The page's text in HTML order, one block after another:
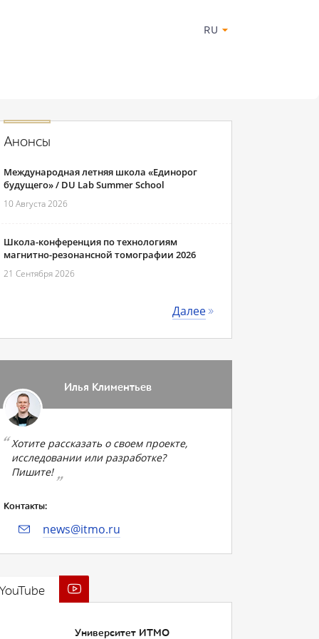
RU
Анонсы
Международная летняя школа «Единорог
будущего» / DU Lab Summer School
10 Августа 2026
Школа-конференция по технологиям
магнитно-резонансной томографии 2026
21 Сентября 2026
Далее
Илья Климентьев
Хотите рассказать о своем проекте,
исследовании или разработке?
Пишите!
Контакты:
news@itmo.ru
Университет ИТМО